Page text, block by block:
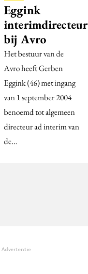
Eggink
interimdirecteur
bij Avro
Het bestuur van de
Avro heeft Gerben
Eggink (46) met ingang
van 1 september 2004
benoemd tot algemeen
directeur ad interim van
de…
Advertentie